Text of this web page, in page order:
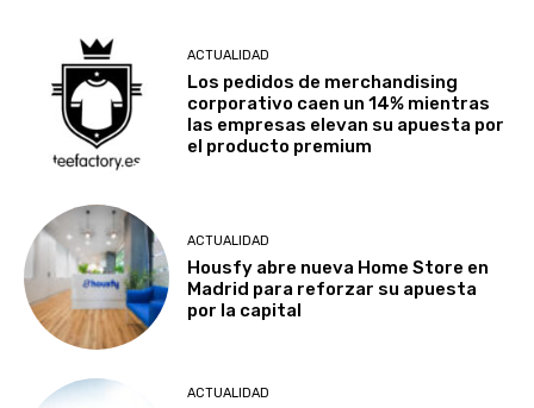
ACTUALIDAD
Los pedidos de merchandising
corporativo caen un 14% mientras
las empresas elevan su apuesta por
el producto premium
ACTUALIDAD
Housfy abre nueva Home Store en
Madrid para reforzar su apuesta
por la capital
ACTUALIDAD